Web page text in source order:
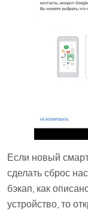
Если новый
сделать сброс
бэкап, как
устройство, то